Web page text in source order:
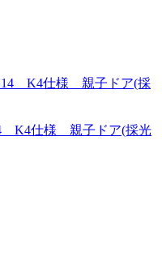
K4仕様 親子ドア(採光